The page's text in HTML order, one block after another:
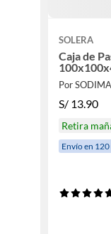
SOLERA
Caja de
Por
S/ 13.90
Retira
Envío en